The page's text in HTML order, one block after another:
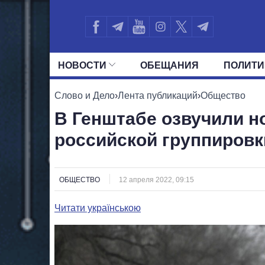
НОВОСТИ ОБЕЩАНИЯ
ВСЕ ПОЛИТИКИ ПРЕЗИДЕНТ И
Слово и Дело›Лента публикаций›Общество
В Генштабе озвучили
российской
ОБЩЕСТВО 12 апреля 2022, 09:15
Читати українською